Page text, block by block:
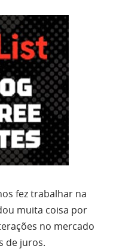
fez trabalhar na
muita coisa por
no mercado
de juros.